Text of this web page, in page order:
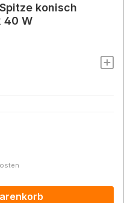
konisch
40 W